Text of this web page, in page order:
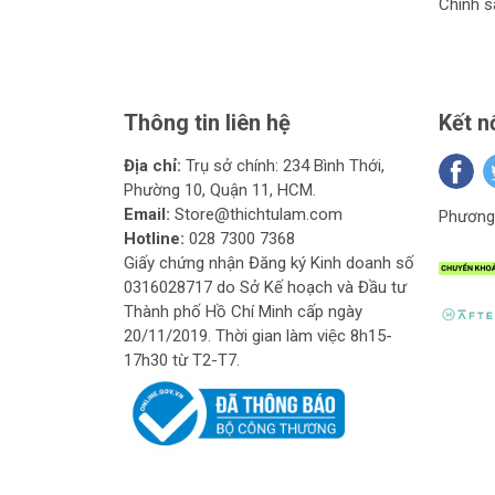
thương hiệu máy bơm nước có mặt trên thị
Lịch Sử và Phát Triển
DCA là một thương hiệu nổi tiếng với các sản
cung cấp các sản phẩm chất lượng cao, đáp
Đặc Điểm Nổi Bật Của Máy
Hiệu Suất Cao : Máy bơm nước DCA
dụng yêu cầu lưu lượng nước lớn.
Độ Bền Vượt Trội: Sản phẩm của DCA
môi trường khác nhau.
Tiết Kiệm Năng Lượng
Thông tin liên hệ
Địa chỉ: Trụ sở chính: 234 Bình Thới,
Phường 10, Quận 11, HCM.
Email: Store@thichtulam.com
Hotline: 028 7300 7368
Giấy chứng nhận Đăng ký Kinh doanh số
0316028717 do Sở Kế hoạch và Đầu tư
Thành phố Hồ Chí Minh cấp ngày
20/11/2019. Thời gian làm việc 8h15-
17h30 từ T2-T7.
Kết